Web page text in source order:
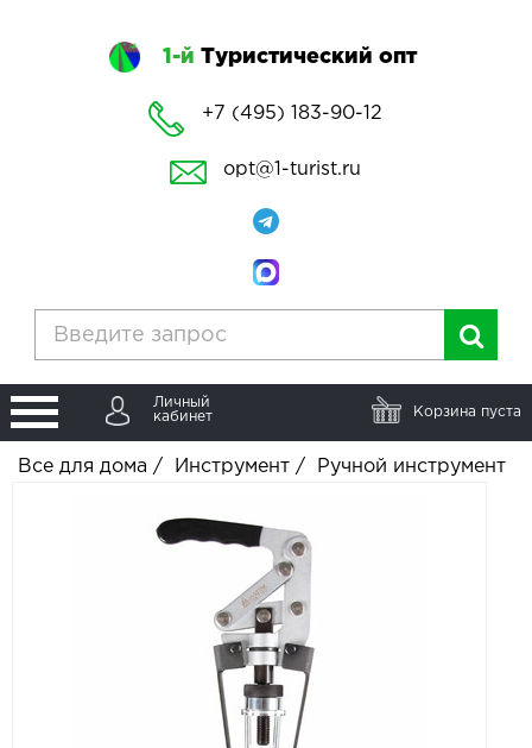
1-й Туристический опт
+7 (495) 183-90-12
opt@1-turist.ru
Личный
кабинет
Корзина пуста
Все для дома / Инструмент / Ручной инструмент